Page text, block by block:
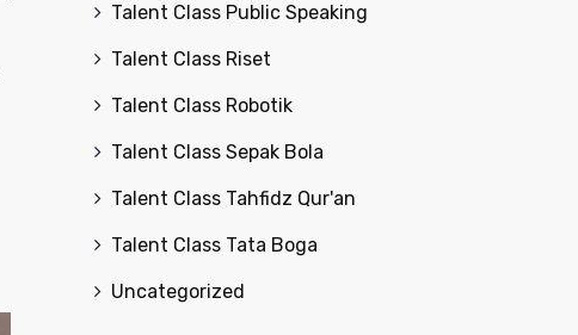
Talent Class Public Speaking
Talent Class Riset
Talent Class Robotik
Talent Class Sepak Bola
Talent Class Tahfidz Qur'an
Talent Class Tata Boga
Uncategorized